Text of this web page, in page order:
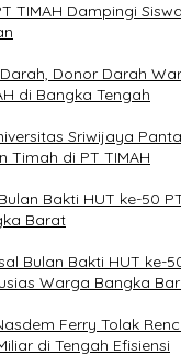
TIMAH Dampingi
Donor Darah
di Bangka Tengah
Sriwijaya
Timah di PT TIMAH
Bakti HUT ke-50
Barat
Bulan Bakti HUT ke-
Warga Bangka
Ferry Tolak
di Tengah Efisiensi